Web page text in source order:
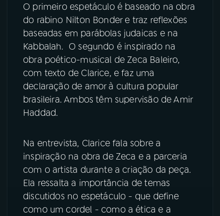
YouTube Facebook
Instagram X
TikTok
O primeiro espetáculo é baseado na obra
do rabino Nilton Bonder e traz reflexões
baseadas em parábolas judaicas e na
Kabbalah. O segundo é inspirado na
obra poético-musical de Zeca Baleiro,
com texto de Clarice, e faz uma
declaração de amor à cultura popular
brasileira. Ambos têm supervisão de Amir
Haddad.
Na entrevista, Clarice fala sobre a
inspiração na obra de Zeca e a parceria
com o artista durante a criação da peça.
Ela ressalta a importância de temas
discutidos no espetáculo - que define
como um cordel - como a ética e a